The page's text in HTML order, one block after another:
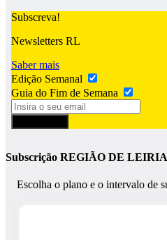
Subscreva!
Newsletters RL
Saber mais
Edição Semanal
Guia do Fim de Semana
Subscrição REGIÃO DE LEIRIA
Escolha o plano e o intervalo de